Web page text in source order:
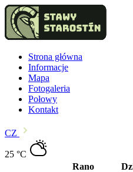
Strona główna
Informacje
Mapa
Fotogaleria
Połowy
Kontakt
CZ
25 °C
Rano